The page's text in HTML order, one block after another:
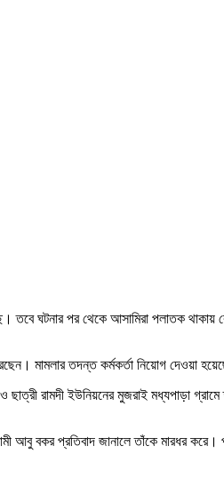
তবে ঘটনার পর থেকে আসামিরা পলাতক
মামলার তদন্ত কর্মকর্তা নিয়োগ দেওয়া
রামদী ইউনিয়নের মুজরাই মধ্যপাড়া
আবু বকর প্রতিবাদ জানালে তাঁকে মারধর